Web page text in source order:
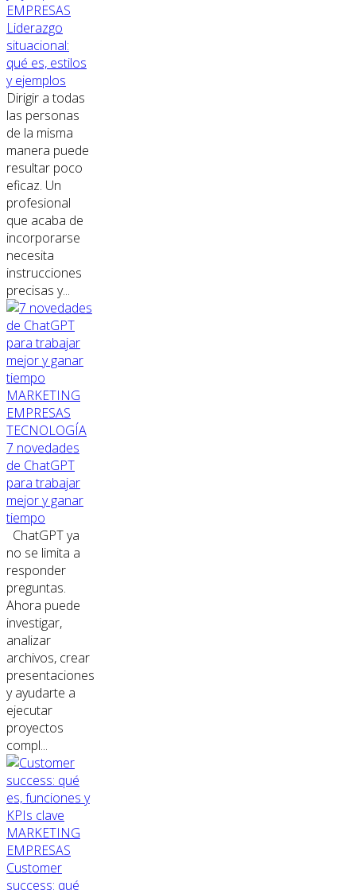
EMPRESAS
Liderazgo
situacional:
qué es, estilos
y ejemplos
Dirigir a todas
las personas
de la misma
manera puede
resultar poco
eficaz. Un
profesional
que acaba de
incorporarse
necesita
instrucciones
precisas y...
MARKETING
EMPRESAS
TECNOLOGÍA
7 novedades
de ChatGPT
para trabajar
mejor y ganar
tiempo
ChatGPT ya
no se limita a
responder
preguntas.
Ahora puede
investigar,
analizar
archivos, crear
presentaciones
y ayudarte a
ejecutar
proyectos
compl...
MARKETING
EMPRESAS
Customer
success: qué